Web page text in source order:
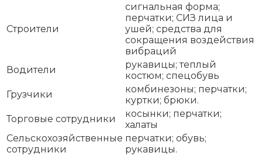
Строители
сигнальная форма;
перчатки; СИЗ лица и
ушей; средства для
сокращения воздействия
вибраций
Водители
рукавицы; теплый
костюм; спецобувь
Грузчики
комбинезоны; перчатки;
куртки; брюки.
Торговые сотрудники
косынки; перчатки;
халаты
Сельскохозяйственные
сотрудники
перчатки; обувь;
рукавицы.